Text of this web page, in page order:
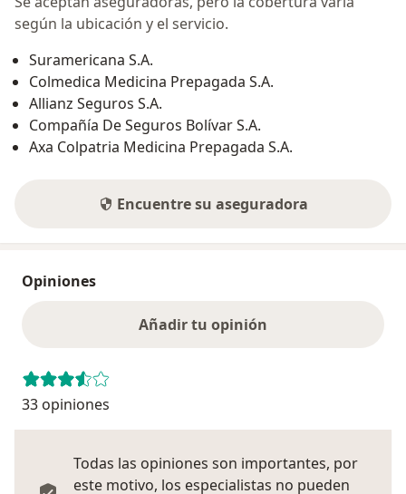
según la ubicación y el servicio.
Suramericana S.A.
Colmedica Medicina Prepagada S.A.
Allianz Seguros S.A.
Compañía De Seguros Bolívar S.A.
Axa Colpatria Medicina Prepagada S.A.
Encuentre su aseguradora
Opiniones
Añadir tu opinión
33 opiniones
Todas las opiniones son importantes, por
este motivo, los especialistas no pueden